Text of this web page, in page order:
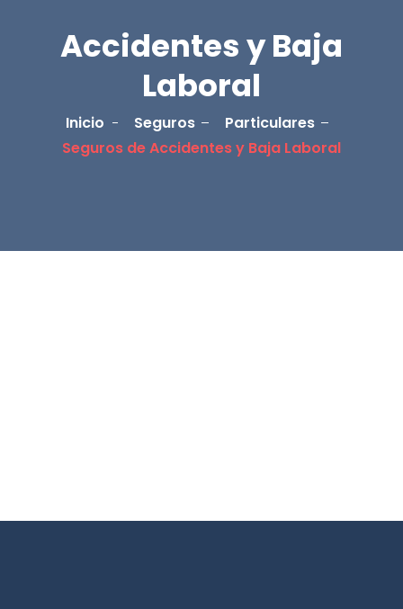
Accidentes y Baja
Laboral
Inicio Seguros
Particulares
Seguros de Accidentes y Baja Laboral